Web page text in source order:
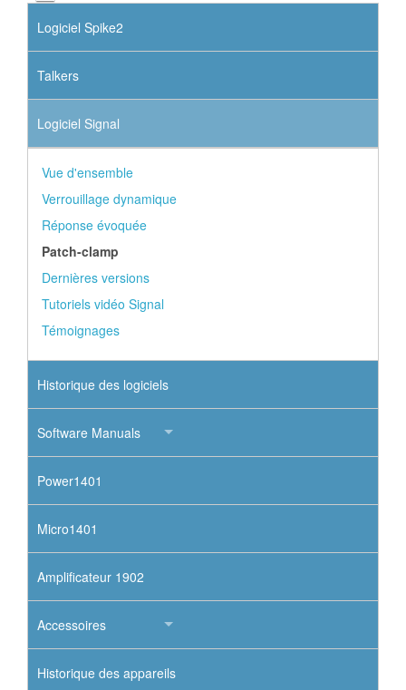
Logiciel Spike2
Talkers
Logiciel Signal
Vue d'ensemble
Verrouillage dynamique
Réponse évoquée
Patch-clamp
Dernières versions
Tutoriels vidéo Signal
Témoignages
Historique des logiciels
Software Manuals
Power1401
Micro1401
Amplificateur 1902
Accessoires
Historique des appareils